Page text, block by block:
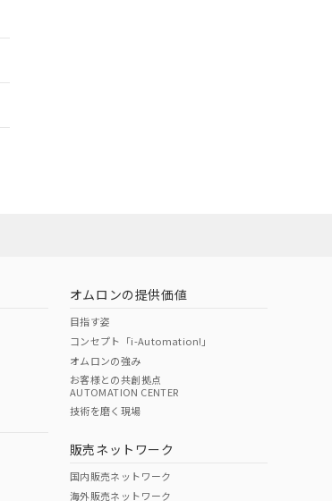
O
オムロンの提供価値
目指す姿
コンセプト「i-Automation!」
オムロンの強み
お客様との共創拠点
AUTOMATION CENTER
技術を磨く現場
販売ネットワーク
国内販売ネットワーク
海外販売ネットワーク